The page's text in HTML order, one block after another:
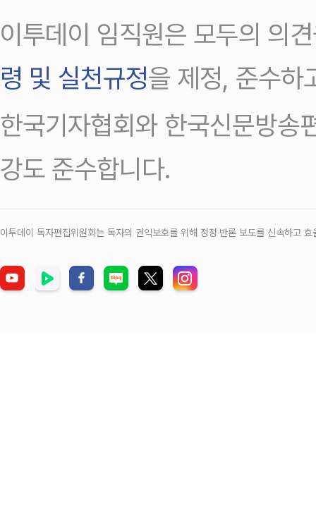
이투데이 임직원은 모두의 의
령 및 실천규정을 제정, 준수하
한국기자협회와 한국신문방송
강도 준수합니다.
이투데이 독자편집위원회는 독자의 권익보호를 위해 정정‧반론 보도를 신속하고